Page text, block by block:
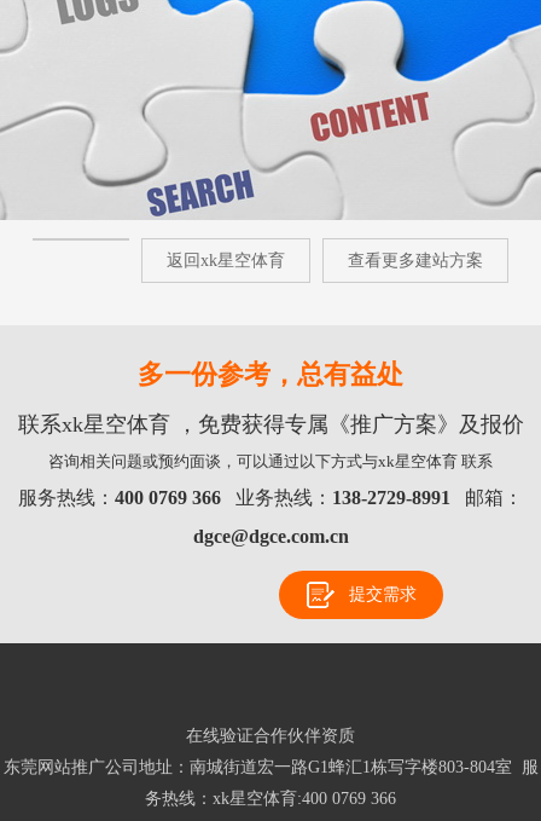
返回xk星空体育 查看更多建站方案
多一份参考，总有益处
联系xk星空体育 ，免费获得专属《推广方案》及报价
咨询相关问题或预约面谈，可以通过以下方式与xk星空体育 联系
服务热线： 400 0769 366 业务热线： 138-2729-8991
邮箱：
dgce@dgce.com.cn
提交需求
在线验证合作伙伴资质
东莞网站推广公司地址：南城街道宏一路G1蜂汇1栋写字楼803-804室 服
务热线： xk星空体育:400 0769 366